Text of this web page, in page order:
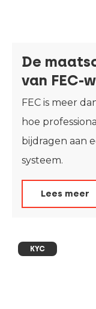
De
van FEC-
FEC is meer
hoe
bijdragen aan
systeem.
Lees meer
KYC